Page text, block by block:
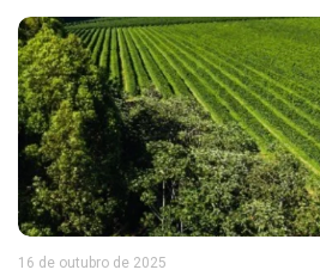
16 de outubro de 2025